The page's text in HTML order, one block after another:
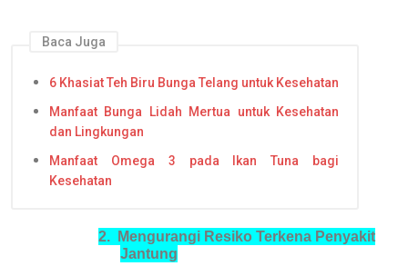
Baca Juga
6 Khasiat Teh Biru Bunga Telang untuk Kesehatan
Manfaat Bunga Lidah Mertua untuk Kesehatan
dan Lingkungan
Manfaat Omega 3 pada Ikan Tuna bagi
Kesehatan
2.
Mengurangi Resiko Terkena Penyakit
Jantung